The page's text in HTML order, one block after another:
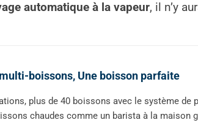
automatique à la vapeur, il n’y
boissons, Une boisson parfaite
plus de 40 boissons avec le système de
chaudes comme un barista à la maison